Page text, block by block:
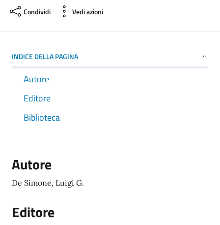
Condividi Vedi azioni
INDICE DELLA PAGINA
Autore
Editore
Biblioteca
Autore
De Simone, Luigi G.
Editore